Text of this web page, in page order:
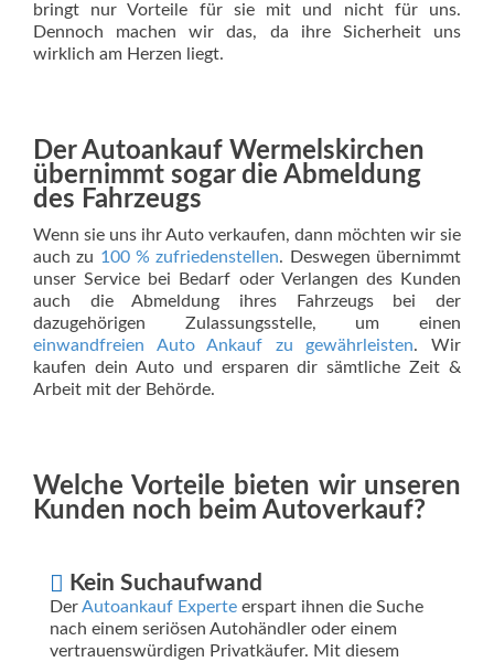
bringt nur Vorteile für sie mit und nicht für uns.
Dennoch machen wir das, da ihre Sicherheit uns
wirklich am Herzen liegt.
Der Autoankauf Wermelskirchen
übernimmt sogar die Abmeldung
des Fahrzeugs
Wenn sie uns ihr Auto verkaufen, dann möchten wir sie
auch zu 100 % zufriedenstellen. Deswegen übernimmt
unser Service bei Bedarf oder Verlangen des Kunden
auch die Abmeldung ihres Fahrzeugs bei der
dazugehörigen Zulassungsstelle, um einen
einwandfreien Auto Ankauf zu gewährleisten. Wir
kaufen dein Auto und ersparen dir sämtliche Zeit &
Arbeit mit der Behörde.
Welche Vorteile bieten wir unseren
Kunden noch beim Autoverkauf?
Kein Suchaufwand
DerAutoankauf Experte erspart ihnen die Suche
nach einem seriösen Autohändler oder einem
vertrauenswürdigen Privatkäufer. Mit diesem